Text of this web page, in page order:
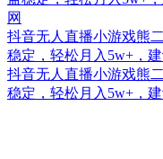
抖音无人直播小游戏熊
稳定，轻松月入5w+，
抖音无人直播小游戏熊
稳定，轻松月入5w+，